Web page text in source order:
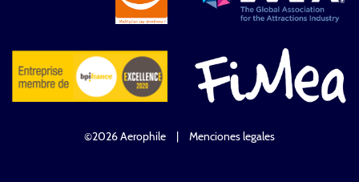
©2026 Aerophile | Menciones legales